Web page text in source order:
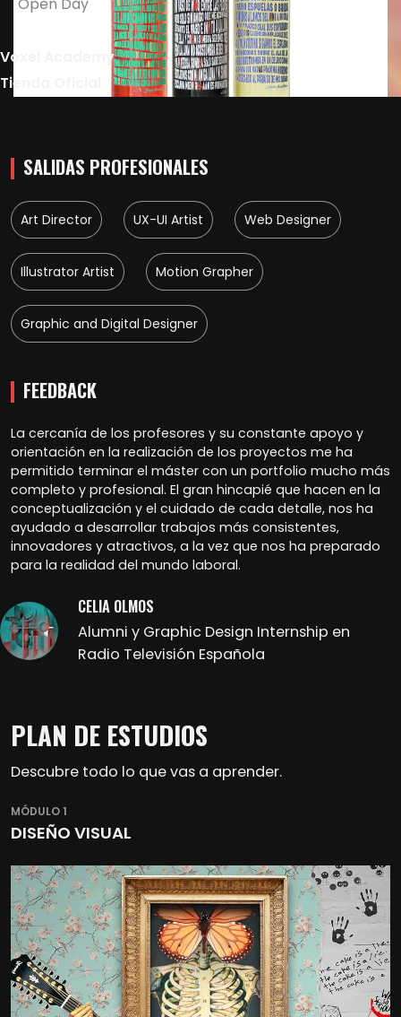
Voxel Academy
Tienda Oficial
SALIDAS PROFESIONALES
Art Director UX-UI Artist Web Designer
Illustrator Artist Motion Grapher
Graphic and Digital Designer
FEEDBACK
La cercanía de los profesores y su constante apoyo y
orientación en la realización de los proyectos me ha
permitido terminar el máster con un portfolio mucho más
completo y profesional. El gran hincapié que hacen en la
conceptualización y el cuidado de cada detalle, nos ha
ayudado a desarrollar trabajos más consistentes,
innovadores y atractivos, a la vez que nos ha preparado
para la realidad del mundo laboral.
CELIA OLMOS
Alumni y Graphic Design Internship en
Radio Televisión Española
PLAN DE ESTUDIOS
Descubre todo lo que vas a aprender.
MÓDULO 1
DISEÑO VISUAL